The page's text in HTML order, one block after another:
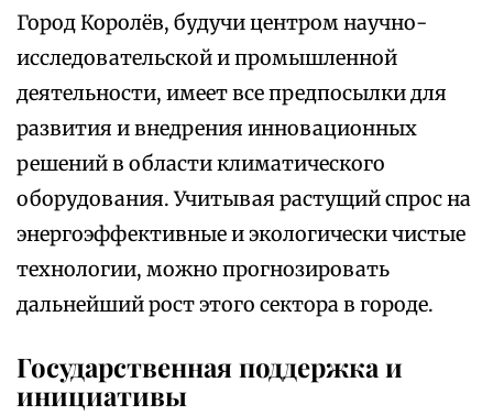
Город Королёв, будучи центром научно-
исследовательской и промышленной
деятельности, имеет все предпосылки для
развития и внедрения инновационных
решений в области климатического
оборудования. Учитывая растущий спрос на
энергоэффективные и экологически чистые
технологии, можно прогнозировать
дальнейший рост этого сектора в городе.
Государственная поддержка и
инициативы